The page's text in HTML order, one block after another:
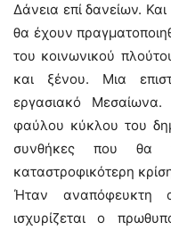
Δάνεια επί δανείων.
θα έχουν
του κοινωνικού
και ξένου. Μια
εργασιακό
φαύλου κύκλου του
συνθήκες που θα
καταστροφικότερη
Ήταν αναπόφευκτη
ισχυρίζεται ο